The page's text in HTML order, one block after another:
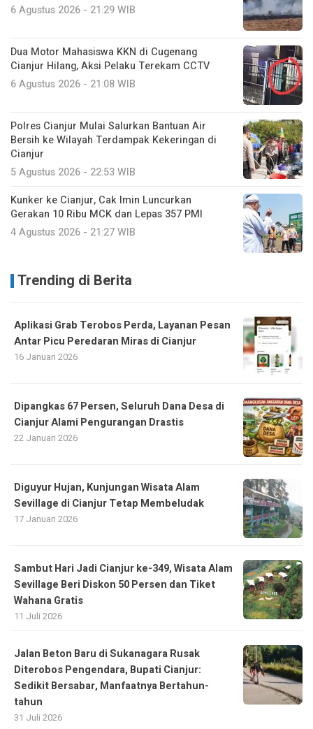
6 Agustus 2026 - 21:29 WIB
Dua Motor Mahasiswa KKN di Cugenang
Cianjur Hilang, Aksi Pelaku Terekam CCTV
6 Agustus 2026 - 21:08 WIB
Polres Cianjur Mulai Salurkan Bantuan Air
Bersih ke Wilayah Terdampak Kekeringan di
Cianjur
5 Agustus 2026 - 22:53 WIB
Kunker ke Cianjur, Cak Imin Luncurkan
Gerakan 10 Ribu MCK dan Lepas 357 PMI
4 Agustus 2026 - 21:27 WIB
Trending di Berita
Aplikasi Grab Terobos Perda, Layanan Pesan
Antar Picu Peredaran Miras di Cianjur
16 Januari 2026
Dipangkas 67 Persen, Seluruh Dana Desa di
Cianjur Alami Pengurangan Drastis
22 Januari 2026
Diguyur Hujan, Kunjungan Wisata Alam
Sevillage di Cianjur Tetap Membeludak
17 Januari 2026
Sambut Hari Jadi Cianjur ke-349, Wisata Alam
Sevillage Beri Diskon 50 Persen dan Tiket
Wahana Gratis
11 Juli 2026
Jalan Beton Baru di Sukanagara Rusak
Diterobos Pengendara, Bupati Cianjur:
Sedikit Bersabar, Manfaatnya Bertahun-
tahun
31 Juli 2026